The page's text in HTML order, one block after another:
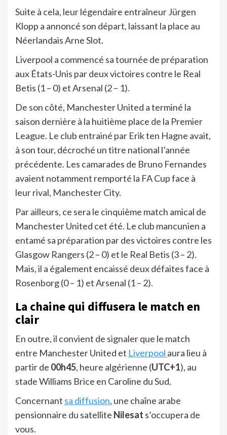
Suite à cela, leur légendaire entraîneur Jürgen
Klopp a annoncé son départ, laissant la place au
Néerlandais Arne Slot.
Liverpool a commencé sa tournée de préparation
aux États-Unis par deux victoires contre le Real
Betis (1 – 0) et Arsenal (2 – 1).
De son côté, Manchester United a terminé la
saison dernière à la huitième place de la Premier
League. Le club entrainé par Erik ten Hagne avait,
à son tour, décroché un titre national l’année
précédente. Les camarades de Bruno Fernandes
avaient notamment remporté la FA Cup face à
leur rival, Manchester City.
Par ailleurs, ce sera le cinquième match amical de
Manchester United cet été. Le club mancunien a
entamé sa préparation par des victoires contre les
Glasgow Rangers (2 – 0) et le Real Betis (3 – 2).
Mais, il a également encaissé deux défaites face à
Rosenborg (0 – 1) et Arsenal (1 – 2).
La chaine qui diffusera le match en
clair
En outre, il convient de signaler que le match
entre Manchester United et Liverpool aura lieu à
partir de 00h45, heure algérienne (UTC+1), au
stade Williams Brice en Caroline du Sud.
Concernant sa diffusion, une chaîne arabe
pensionnaire du satellite Nilesat s’occupera de
vous.